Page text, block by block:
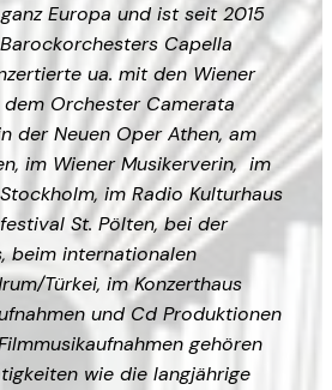
Europa und ist seit 2015
Capella
ua. mit den Wiener
Orchester Camerata
der Neuen Oper Athen, am
im Wiener Musikerverin, im
im Radio Kulturhaus
St. Pölten, bei der
beim internationalen
Türkei, im Konzerthaus
und Cd Produktionen
gehören
wie die langjährige